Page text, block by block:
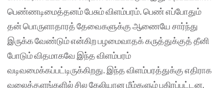
பெண்ணடிமைத்தனம் பேசும் விளம்பரம். பெண் எப்போதும்
தன் பொருளாதாரத் தேவைகளுக்கு ஆணையே சார்ந்து
இருக்க வேண்டும் என்கிற பழமைவாதக் கருத்துக்குத் தீனி
போடும் விதமாகவே இந்த விளம்பரம்
வடிவமைக்கப்பட்டிருக்கிறது. இந்த விளம்பரத்துக்கு எதிராக
வலைத்தளங்களில் சில கேலியான மீம்களும் பகிரப்பட்டன.